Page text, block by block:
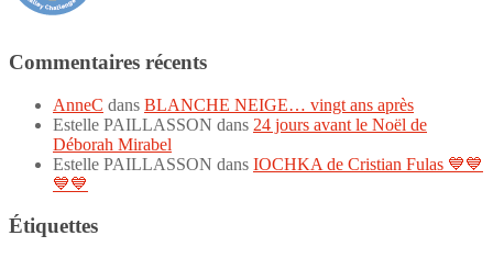
Commentaires récents
AnneC dans BLANCHE NEIGE… vingt ans après
Estelle PAILLASSON dans 24 jours avant le Noël de
Déborah Mirabel
Estelle PAILLASSON dans IOCHKA de Cristian Fulas 💙💙
💙💙
Étiquettes